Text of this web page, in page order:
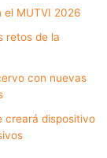
el MUTVI 2026
retos de la
con nuevas
creará dispositivo